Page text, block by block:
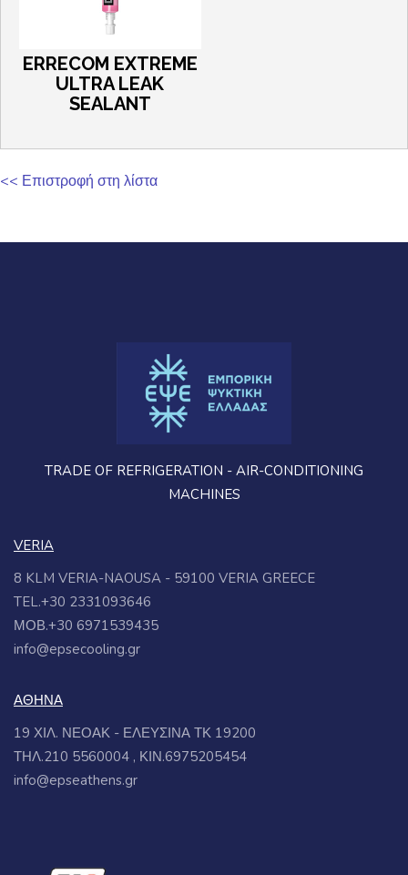
ERRECOM EXTREME
ULTRA LEAK
SEALANT
<< Επιστροφή στη λίστα
TRADE OF REFRIGERATION - AIR-CONDITIONING
MACHINES
VERIA
8 KLM VERIA-NAOUSA - 59100 VERIA GREECE
TEL.+30 2331093646
ΜΟΒ.+30 6971539435
info@epsecooling.gr
ΑΘΗΝΑ
19 ΧΙΛ. ΝΕΟΑΚ - ΕΛΕΥΣΙΝΑ ΤΚ 19200
ΤΗΛ.210 5560004 , ΚΙΝ.6975205454
info@epseathens.gr